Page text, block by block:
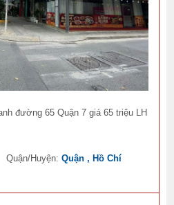
đường 65 Quận 7 giá 65 triệu LH
Quận/Huyện:Quận , Hồ Chí